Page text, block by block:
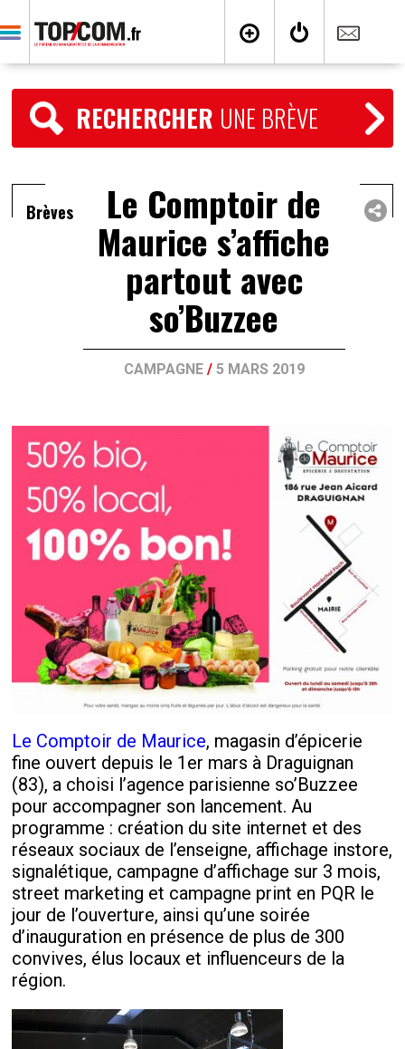
RECHERCHER UNE BRÈVE
Brèves Le Comptoir de
Maurice s’affiche
partout avec
so’Buzzee
CAMPAGNE/ 5 MARS 2019
Le Comptoir de Maurice, magasin d’épicerie
fine ouvert depuis le 1 er mars à Draguignan
(83), a choisi l’agence parisienne so’Buzzee
pour accompagner son lancement. Au
programme : création du site internet et des
réseaux sociaux de l’enseigne, affichage instore,
signalétique, campagne d’affichage sur 3 mois,
street marketing et campagne print en PQR le
jour de l’ouverture, ainsi qu’une soirée
d’inauguration en présence de plus de 300
convives, élus locaux et influenceurs de la
région.